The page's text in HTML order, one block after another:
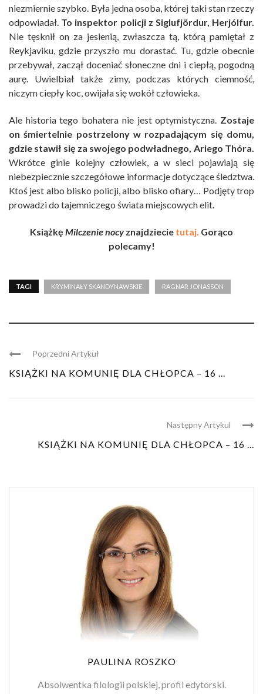
niezmiernie szybko. Była jedna osoba, której taki stan rzeczy
odpowiadał. To inspektor policji z Siglufjördur, Herjólfur.
Nie tęsknił on za jesienią, zwłaszcza tą, którą pamiętał z
Reykjaviku, gdzie przyszło mu dorastać. Tu, gdzie obecnie
przebywał, zaczął doceniać słoneczne dni i ciepłą, pogodną
aurę. Uwielbiał także zimy, podczas których ciemność,
niczym ciepły koc, owijała się wokół człowieka.
Ale historia tego bohatera nie jest optymistyczna. Zostaje
on śmiertelnie postrzelony w rozpadającym się domu,
gdzie stawił się za swojego podwładnego, Ariego Thóra.
Wkrótce ginie kolejny człowiek, a w sieci pojawiają się
niebezpiecznie szczegółowe informacje dotyczące śledztwa.
Ktoś jest albo blisko policji, albo blisko ofiary… Podjęty trop
prowadzi do tajemniczego świata miejscowych elit.
Książkę Milczenie nocyznajdziecie tutaj. Gorąco
polecamy!
TAGI KRYMINAŁY SKANDYNAWSKIE RAGNAR JONASSON
Poprzedni Artykuł
KSIĄŻKI NA KOMUNIĘ DLA CHŁOPCA – 16 ...
Następny Artykul
KSIĄŻKI NA KOMUNIĘ DLA CHŁOPCA – 16 ...
PAULINA ROSZKO
Absolwentka filologii polskiej, profil edytorski.